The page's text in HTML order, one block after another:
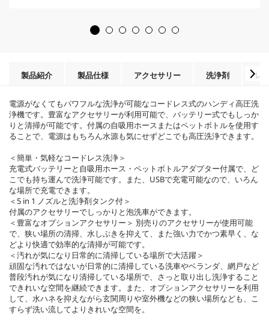
e
ビ
ュ
件
数
製品紹介 製品仕様 アクセサリー 洗浄剤 レ
電源がなくてもパワフルな洗浄が可能なコードレス式のハンディ高圧洗
浄機です。豊富なアクセサリーが利用可能で、バッテリー式でもしっか
りと清掃が可能です。付属の自吸用ホースまたはペットボトルを使用す
ることで、電源はもちろん水源も気にせずどこでも高圧洗浄できます。
＜簡単・気軽なコードレス洗浄＞
充電式バッテリーと自吸用ホース・ペットボトルアダプター付属で、ど
こでも持ち運んで洗浄可能です。また、USBで充電可能なので、いろん
な場所で充電できます。
＜5 in 1 ノズルと洗浄剤タンク付＞
付属のアクセサリーでしっかりと泡洗車ができます。
＜豊富なオプションアクセサリー＞ 別売りのアクセサリーが使用可能
で、狭い場所の清掃、水しぶきを抑えて、また強い力でかつ素早く、な
どより快適で効率的な清掃が可能です。
＜汚れが気になり日常的に清掃している場所で大活躍＞
頑固な汚れではないが日常的に清掃している洗車やベランダ、網戸など
普段汚れが気になり清掃している場所で、さっと取り出し洗浄すること
できれいな空間を継続できます。また、オプションアクセサリーを利用
して、水ハネを抑えながら玄関周りや室外機などの狭い場所なども、こ
すらず洗い流してよりきれいな空間を。